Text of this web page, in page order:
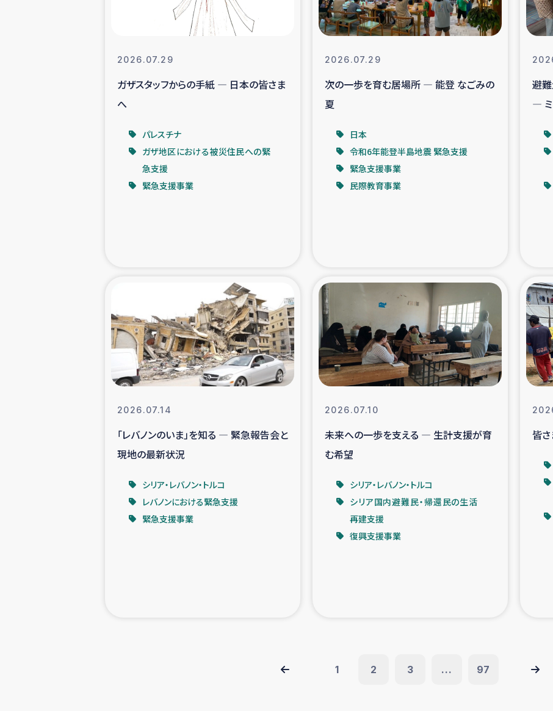
インターン・ボランティア日誌 経済自
ガザ空爆被災者への
ガザ地区における羊の畜産支援 ガザ地区での公園の
ふりかけ普及と食生活改善による栄養改善事業 フェアト
コーヒー生産者支援 アイナロ県マウベシ郡
ベイルート大規模爆発被災者支援 女性の生
アグロフォレストリー（カカオ）事業
2026.07.29
ガザスタッフからの手紙 ― 日本の皆さま
へ
パレスチナ
ガザ地区における被災住民への緊
急支援
緊急支援事業
2026.07.29
次の一歩を育む居場所 ― 能登 なごみの
夏
日本
令和6年能登半島地震 緊急支援
緊急支援事業
民際教育事業
避
― ミ
2026.07.14
「レバノンのいま」を知る ― 緊急報告会と
現地の最新状況
シリア・レバノン・トルコ
レバノンにおける緊急支援
緊急支援事業
2026.07.10
未来への一歩を支える ― 生計支援が育
む希望
シリア・レバノン・トルコ
シリア国内避難民・帰還民の生活
再建支援
復興支援事業
皆
1 2 3 ... 97